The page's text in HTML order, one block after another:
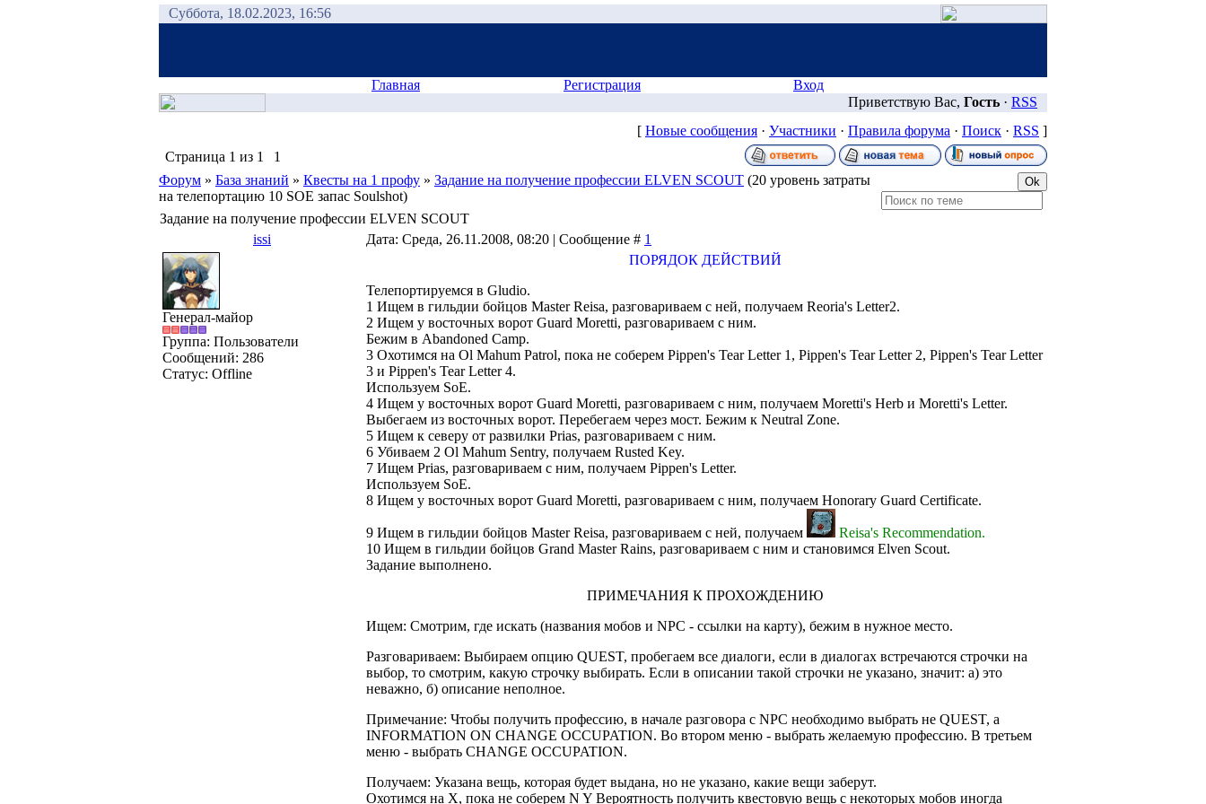
Суббота, 18.02.2023, 16:56
Главная Регистрация
Вход
Приветствую Вас, Гость · RSS
[ Новые сообщения · Участники · Правила форума · Поиск · RSS ]
Страница 1 из 1
1
Форум » База знаний » Квесты на 1 профу » Задание на получение профессии ELVEN SCOUT (20 уровень затраты
на телепортацию 10 SOE запас Soulshot)
Задание на получение профессии ELVEN SCOUT
issi
Дата: Среда, 26.11.2008, 08:20 | Сообщение # 1
Генерал-майор
Группа: Пользователи
Сообщений: 286
Статус: Offline
ПОРЯДОК ДЕЙСТВИЙ
Телепортируемся в Gludio.
1 Ищем в гильдии бойцов Master Reisa, разговариваем с ней, получаем Reoria's Letter2.
2 Ищем у восточных ворот Guard Moretti, разговариваем с ним.
Бежим в Abandoned Camp.
3 Охотимся на Ol Mahum Patrol, пока не соберем Pippen's Tear Letter 1, Pippen's Tear Letter 2, Pippen's Tear Letter
3 и Pippen's Tear Letter 4.
Используем SoE.
4 Ищем у восточных ворот Guard Moretti, разговариваем с ним, получаем Moretti's Herb и Moretti's Letter.
Выбегаем из восточных ворот. Перебегаем через мост. Бежим к Neutral Zone.
5 Ищем к северу от развилки Prias, разговариваем с ним.
6 Убиваем 2 Ol Mahum Sentry, получаем Rusted Key.
7 Ищем Prias, разговариваем с ним, получаем Pippen's Letter.
Используем SoE.
8 Ищем у восточных ворот Guard Moretti, разговариваем с ним, получаем Honorary Guard Certificate.
9 Ищем в гильдии бойцов Master Reisa, разговариваем с ней, получаем
Reisa's Recommendation.
10 Ищем в гильдии бойцов Grand Master Rains, разговариваем с ним и становимся Elven Scout.
Задание выполнено.
ПРИМЕЧАНИЯ К ПРОХОЖДЕНИЮ
Ищем: Cмотрим, где искать (названия мобов и NPC - ссылки на карту), бежим в нужное место.
Разговариваем: Выбираем опцию QUEST, пробегаем все диалоги, если в диалогах встречаются строчки на
выбор, то смотрим, какую строчку выбирать. Если в описании такой строчки не указано, значит: а) это
неважно, б) описание неполное.
Примечание: Чтобы получить профессию, в начале разговора с NPC необходимо выбрать не QUEST, а
INFORMATION ON CHANGE OCCUPATION. Во втором меню - выбрать желаемую профессию. В третьем
меню - выбрать CHANGE OCCUPATION.
Получаем: Указана вещь, которая будет выдана, но не указано, какие вещи заберут.
Охотимся на Х, пока не соберем N Y Вероятность получить квестовую вещь с некоторых мобов иногда